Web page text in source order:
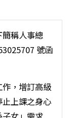
稱人事總
號函
，增訂高級
上課之身心